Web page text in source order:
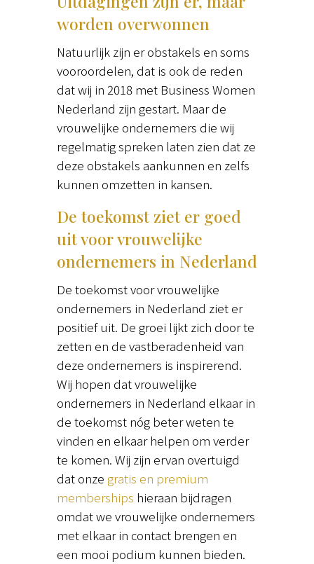
worden overwonnen
Natuurlijk zijn er obstakels en soms
vooroordelen, dat is ook de reden
dat wij in 2018 met Business Women
Nederland zijn gestart. Maar de
vrouwelijke ondernemers die wij
regelmatig spreken laten zien dat ze
deze obstakels aankunnen en zelfs
kunnen omzetten in kansen.
De toekomst ziet er goed
uit voor vrouwelijke
ondernemers in Nederland
De toekomst voor vrouwelijke
ondernemers in Nederland ziet er
positief uit. De groei lijkt zich door te
zetten en de vastberadenheid van
deze ondernemers is inspirerend.
Wij hopen dat vrouwelijke
ondernemers in Nederland elkaar in
de toekomst nóg beter weten te
vinden en elkaar helpen om verder
te komen. Wij zijn ervan overtuigd
dat onze gratis en premium
memberships hieraan bijdragen
omdat we vrouwelijke ondernemers
met elkaar in contact brengen en
een mooi podium kunnen bieden.